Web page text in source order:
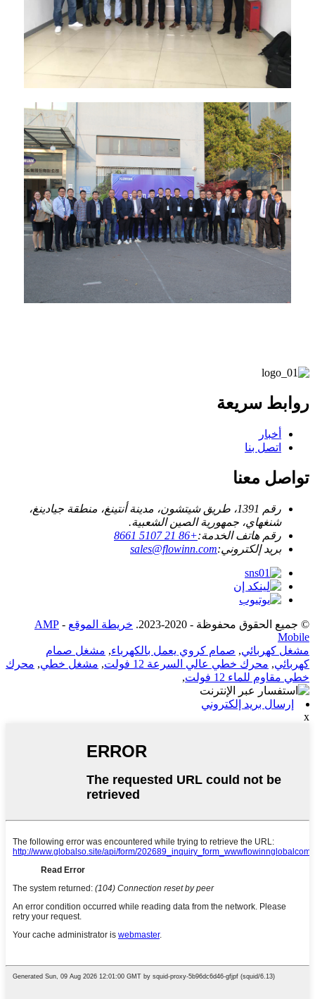
روابط سريعة
أخبار
اتصل بنا
تواصل معنا
رقم 1391، طريق شيتشون، مدينة أنتينغ، منطقة جيادينغ،
شنغهاي، جمهورية الصين الشعبية.
رقم هاتف الخدمة:+86 21 5107 8661
بريد إلكتروني:sales@flowinn.com
© جميع الحقوق محفوظة - 2020-2023. خريطة الموقع -
AMP
Mobile
مشغل كهربائي, صمام كروي يعمل بالكهرباء, مشغل صمام
كهربائي, محرك خطي عالي السرعة 12 فولت , مشغل خطي, محرك
خطي مقاوم للماء 12 فولت
,
إرسال بريد إلكتروني
x